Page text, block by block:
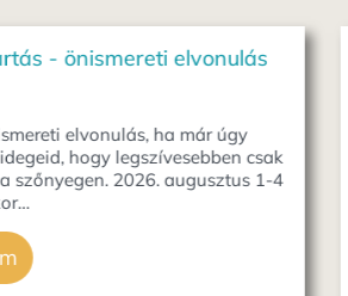
online - próbáld ki
önMAGadhoz – színek,
relaxáció és a közösség
Havonta két ingyenes
délelőtt és este.